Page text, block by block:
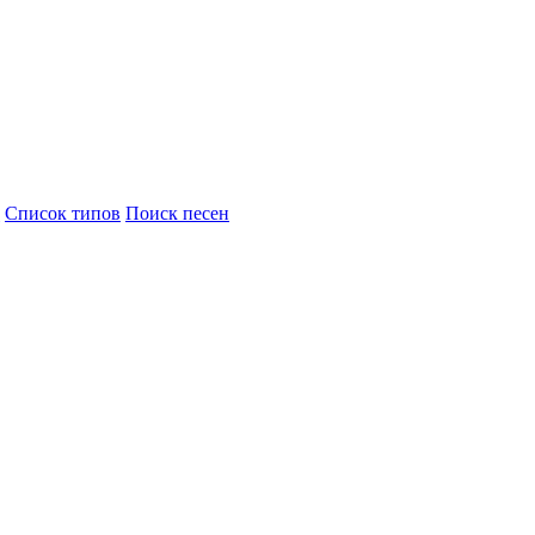
Cписок типов Поиск песен